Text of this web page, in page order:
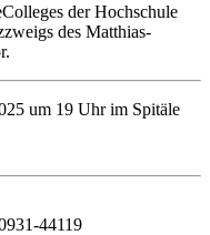
der Hochschule
des Matthias-
um 19 Uhr im Spitäle
44119